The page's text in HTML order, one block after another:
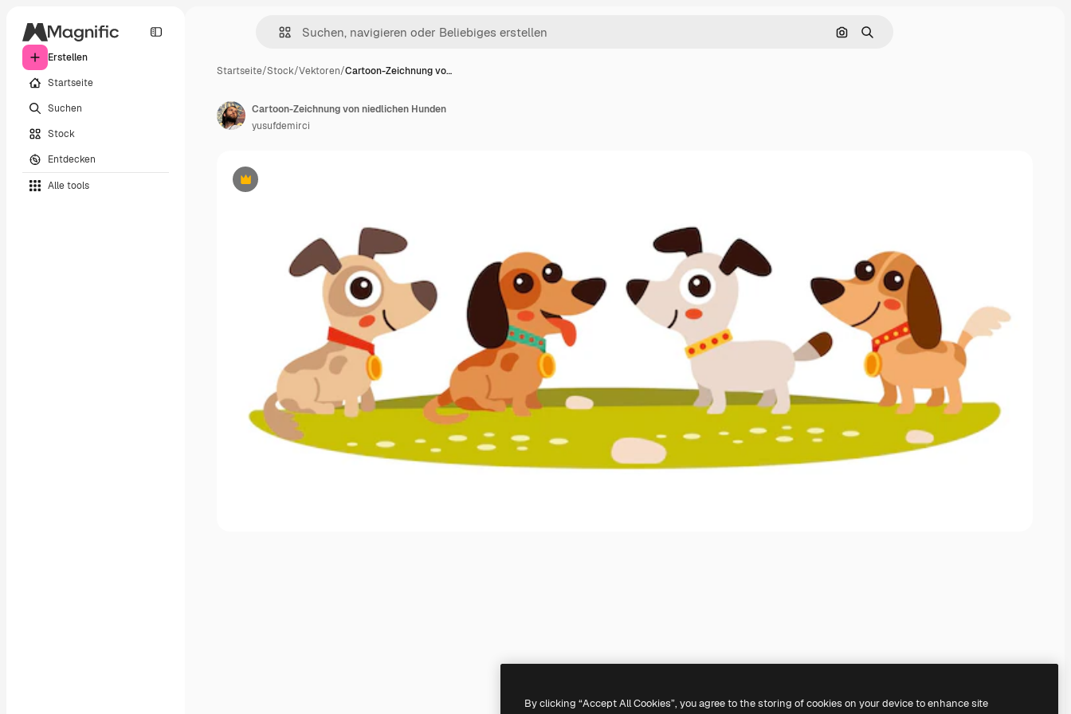
Erstellen
Startseite
Suchen
Stock
Entdecken
Alle tools
Nach Bild suchen
Suchen
Startseite/Stock/Vektoren/Cartoon-Zeichnung vo…
Premium
Cartoon-Zeichnung von niedlichen Hunden
yusufdemirci
By clicking “Accept All Cookies”, you agree to the storing of cookies on your device to enhance site